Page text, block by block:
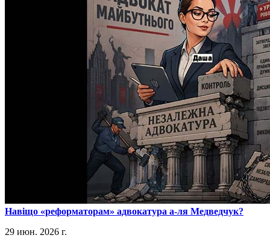
​Навіщо «реформаторам» адвокатура а-ля Медведчук?
29 июн. 2026 г.